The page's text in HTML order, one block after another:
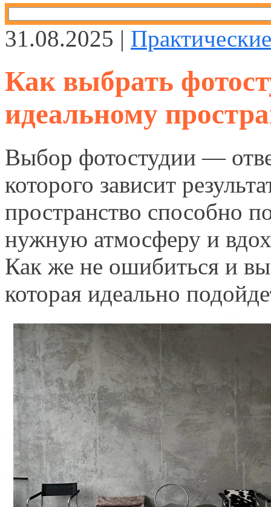
31.08.2025 |
Как выбрать
идеальному
Выбор фотостудии —
которого зависит
пространство способно
нужную атмосферу и
Как же не ошибиться и
которая идеально